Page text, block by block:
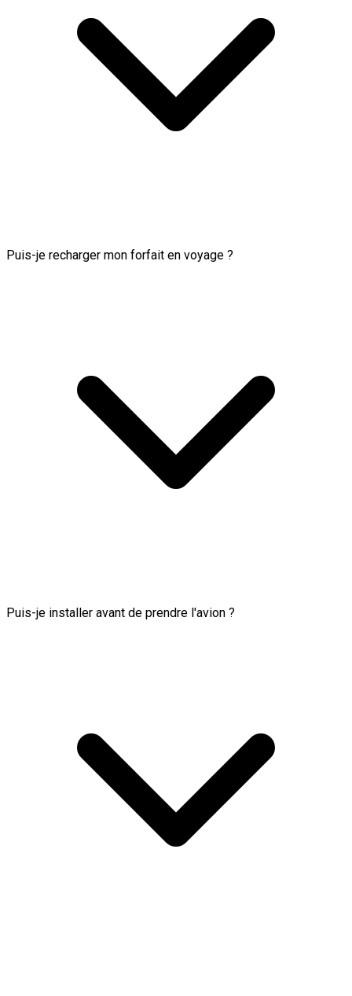
Puis-je recharger mon forfait en voyage ?
Puis-je installer avant de prendre l'avion ?